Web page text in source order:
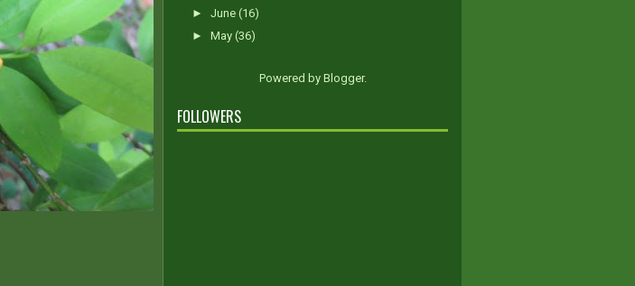
► June (16)
► May (36)
Powered by Blogger.
FOLLOWERS